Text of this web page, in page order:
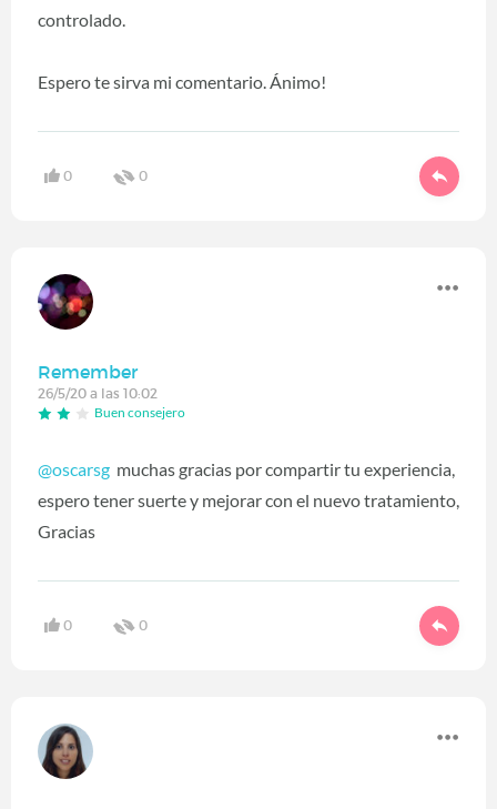
controlado.
Espero te sirva mi comentario. Ánimo!
0 0
Remember
26/5/20 a las 10:02
Buen consejero
@oscarsg ‍ muchas gracias por compartir tu experiencia,
espero tener suerte y mejorar con el nuevo tratamiento,
Gracias
0 0